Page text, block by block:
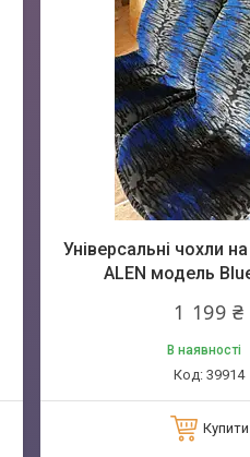
Універсальні чохли
ALEN модель
1 199 ₴
В наявності
39914
Купити